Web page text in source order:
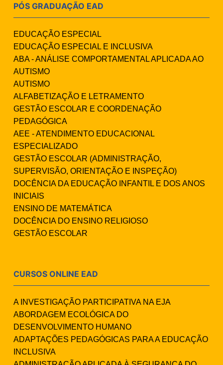
PÓS GRADUAÇÃO EAD
EDUCAÇÃO ESPECIAL
EDUCAÇÃO ESPECIAL E INCLUSIVA
ABA - ANÁLISE COMPORTAMENTAL APLICADA AO
AUTISMO
AUTISMO
ALFABETIZAÇÃO E LETRAMENTO
GESTÃO ESCOLAR E COORDENAÇÃO
PEDAGÓGICA
AEE - ATENDIMENTO EDUCACIONAL
ESPECIALIZADO
GESTÃO ESCOLAR (ADMINISTRAÇÃO,
SUPERVISÃO, ORIENTAÇÃO E INSPEÇÃO)
DOCÊNCIA DA EDUCAÇÃO INFANTIL E DOS ANOS
INICIAIS
ENSINO DE MATEMÁTICA
DOCÊNCIA DO ENSINO RELIGIOSO
GESTÃO ESCOLAR
CURSOS ONLINE EAD
A INVESTIGAÇÃO PARTICIPATIVA NA EJA
ABORDAGEM ECOLÓGICA DO
DESENVOLVIMENTO HUMANO
ADAPTAÇÕES PEDAGÓGICAS PARA A EDUCAÇÃO
INCLUSIVA